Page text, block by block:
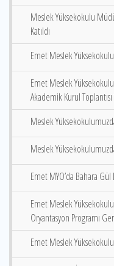
Meslek Yüksekokulu
Katıldı
Emet Meslek
Emet Meslek
Akademik Kurul Toplantısı
Meslek
Meslek
Emet MYO’da Bahara
Emet Meslek
Oryantasyon Programı
Emet Meslek